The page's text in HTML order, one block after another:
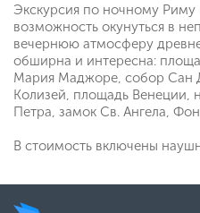
Экскурсия по ночному Риму
возможность окунуться в
вечернюю атмосферу
обширна и интересна:
Мария Маджоре, собор Сан
Колизей, площадь Венеции,
Петра, замок Св. Ангела,
В стоимость включены